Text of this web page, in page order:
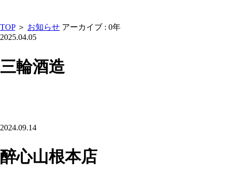
TOP＞ お知らせ アーカイブ : 0年
2025.04.05
三輪酒造
2024.09.14
醉心山根本店